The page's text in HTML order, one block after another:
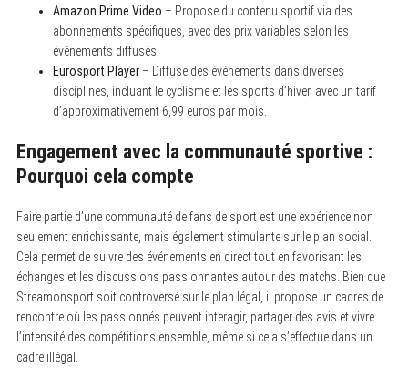
Amazon Prime Video – Propose du contenu sportif via des
abonnements spécifiques, avec des prix variables selon les
événements diffusés.
Eurosport Player– Diffuse des événements dans diverses
disciplines, incluant le cyclisme et les sports d’hiver, avec un tarif
d’approximativement 6,99 euros par mois.
Engagement avec la communauté sportive :
Pourquoi cela compte
Faire partie d’une communauté de fans de sport est une expérience non
seulement enrichissante, mais également stimulante sur le plan social.
Cela permet de suivre des événements en direct tout en favorisant les
échanges et les discussions passionnantes autour des matchs. Bien que
Streamonsport soit controversé sur le plan légal, il propose un cadres de
rencontre où les passionnés peuvent interagir, partager des avis et vivre
l’intensité des compétitions ensemble, même si cela s’effectue dans un
cadre illégal.